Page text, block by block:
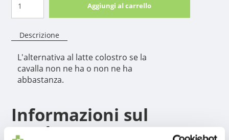
Aggiungi al carrello
Descrizione
L'alternativa al latte colostro se la
cavalla non ne ha o non ne ha
abbastanza.
Informazioni sul
prodotto